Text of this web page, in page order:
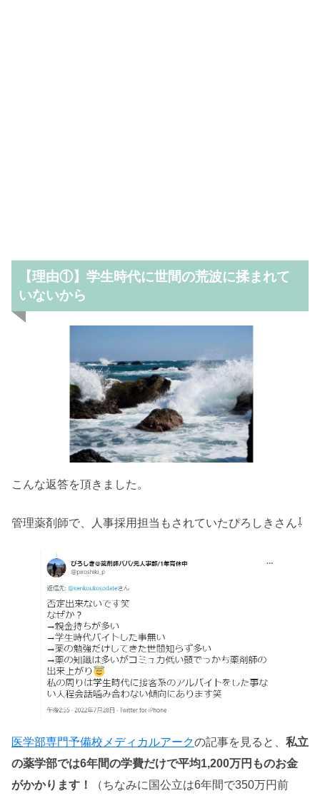
【理由①】学生時代に世間の荒波に揉まれて
いないから
こんな返答を頂きました。
管理薬剤師で、人事採用担当もされていたぴろしきさん⇩
医学部専門予備校メディカルアークの記事を見ると、 私立
の薬学部では6年間の学費だけで平均1,200万円ものお金
がかかります！
（ちなみに国公立は6年間で350万円前